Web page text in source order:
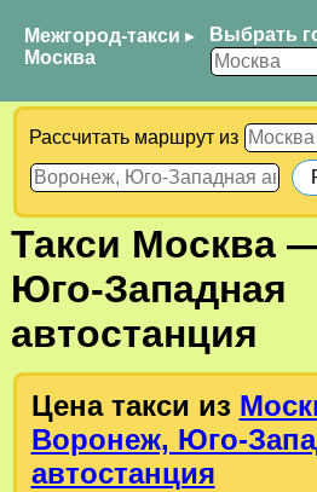
Межгород-такси ▸
Москва
Выбрать
Рассчитать маршрут из
Такси Москва
Юго-Западная
автостанция
Цена такси из
Воронеж, Юго-
автостанция